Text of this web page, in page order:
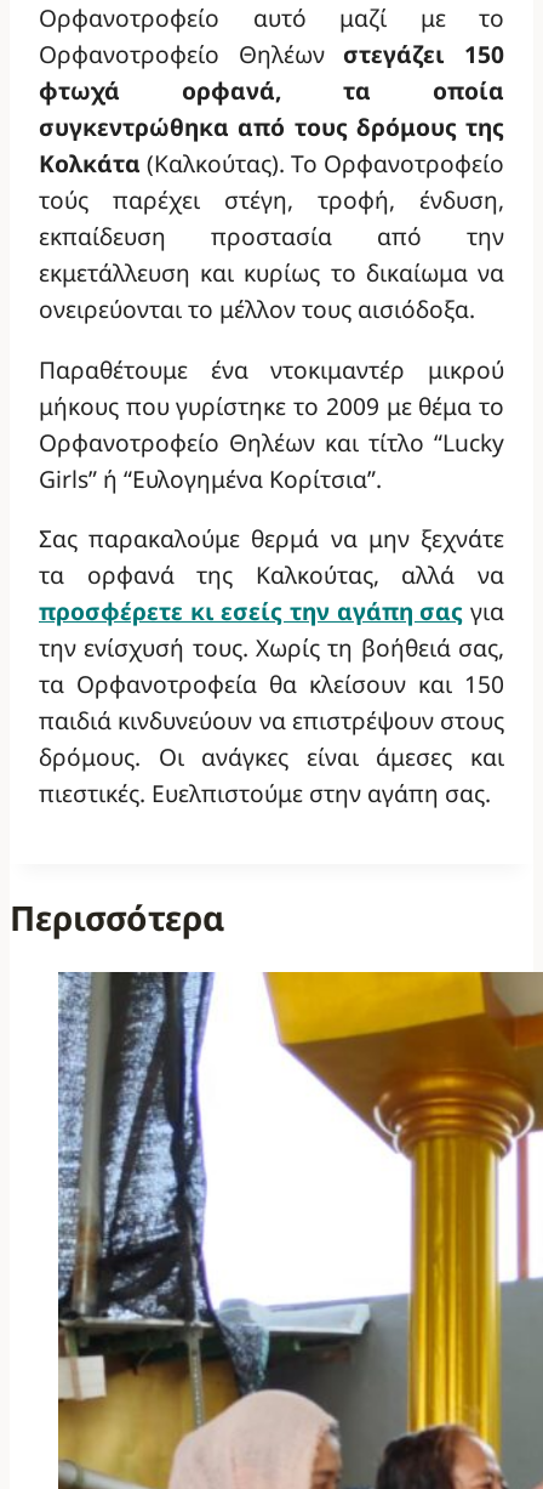
Ορφανοτροφείο αυτό μαζί με το
Ορφανοτροφείο Θηλέων στεγάζει 150
φτωχά ορφανά, τα οποία
συγκεντρώθηκα από τους δρόμους της
Κολκάτα (Καλκούτας). Το Ορφανοτροφείο
τούς παρέχει στέγη, τροφή, ένδυση,
εκπαίδευση προστασία από την
εκμετάλλευση και κυρίως το δικαίωμα να
ονειρεύονται το μέλλον τους αισιόδοξα.
Παραθέτουμε ένα ντοκιμαντέρ μικρού
μήκους που γυρίστηκε το 2009 με θέμα το
Ορφανοτροφείο Θηλέων και τίτλο “Lucky
Girls” ή “Ευλογημένα Κορίτσια”.
Σας παρακαλούμε θερμά να μην ξεχνάτε
τα ορφανά της Καλκούτας, αλλά να
προσφέρετε κι εσείς την αγάπη σας για
την ενίσχυσή τους. Χωρίς τη βοήθειά σας,
τα Ορφανοτροφεία θα κλείσουν και 150
παιδιά κινδυνεύουν να επιστρέψουν στους
δρόμους. Οι ανάγκες είναι άμεσες και
πιεστικές. Ευελπιστούμε στην αγάπη σας.
Περισσότερα